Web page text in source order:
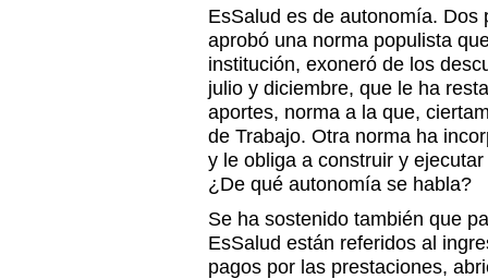
EsSalud es de autonomía. Dos
aprobó una norma populista
institución, exoneró de los
julio y diciembre, que le ha
aportes, norma a la que,
de Trabajo. Otra norma ha
y le obliga a construir y
¿De qué autonomía se habla?
Se ha sostenido también que
EsSalud están referidos al
pagos por las prestaciones,